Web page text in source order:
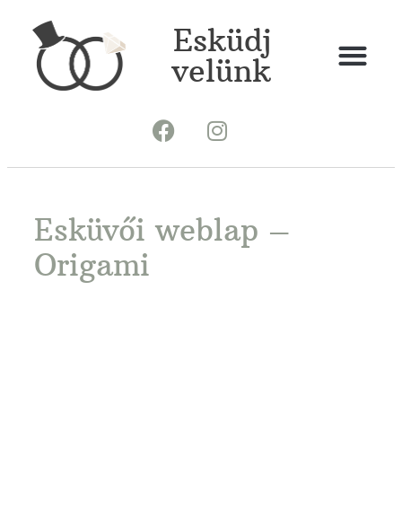
Esküdj
velünk
Esküvői weblap –
Origami